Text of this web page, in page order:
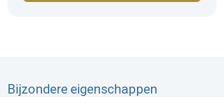
Bijzondere eigenschappen